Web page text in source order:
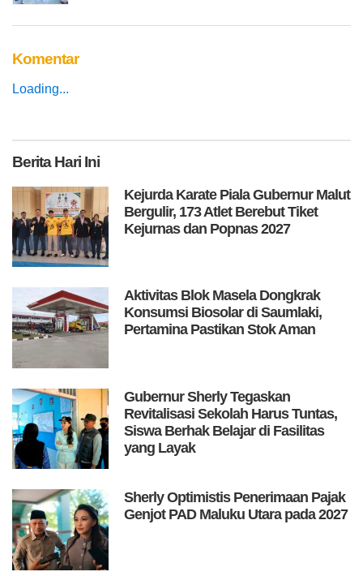
Komentar
Loading...
BeritaHari Ini
Kejurda Karate Piala Gubernur Malut
Bergulir, 173 Atlet Berebut Tiket
Kejurnas dan Popnas 2027
Aktivitas Blok Masela Dongkrak
Konsumsi Biosolar di Saumlaki,
Pertamina Pastikan Stok Aman
Gubernur Sherly Tegaskan
Revitalisasi Sekolah Harus Tuntas,
Siswa Berhak Belajar di Fasilitas
yang Layak
Sherly Optimistis Penerimaan Pajak
Genjot PAD Maluku Utara pada 2027